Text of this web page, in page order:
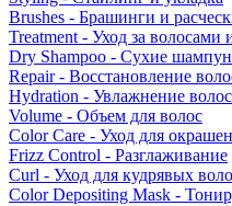
Brushes - Брашинги и
Treatment - Уход за волосами
Dry Shampoo - Сухие
Repair - Восстановление
Hydration - Увлажнение волос
Volume - Объем для волос
Color Care - Уход для
Frizz Control - Разглаживание
Curl - Уход для кудрявых
Color Depositing Mask -